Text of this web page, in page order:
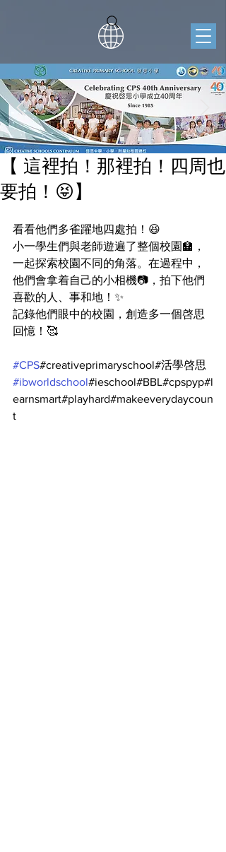
【 這裡拍！那裡拍！四周也
要拍！😝】
看看他們多雀躍地四處拍！😆
小一學生們與老師遊遍了整個校園🏫，
一起探索校園不同的角落。在過程中，
他們會拿着自己的小相機📷，拍下他們
喜歡的人、事和地！✨
記錄他們眼中的校園，創造多一個啓思
回憶！🥰
#CPS#creativeprimaryschool#活學啓思
#ibworldschool#ieschool#BBL#cpspyp#l
earnsmart#playhard#makeeverydaycoun
t